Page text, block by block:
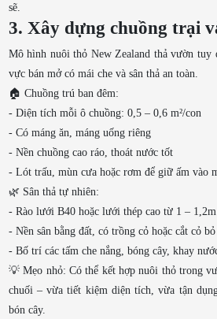
sẽ.
3. Xây dựng chuồng trại
Mô hình nuôi thỏ New Zealand thả vườn tuy
vực bán mở có mái che và sân thả an toàn.
🏠 Chuồng trú ban đêm:
- Diện tích mỗi ô chuồng: 0,5 – 0,6 m²/con
- Có máng ăn, máng uống riêng
- Nền chuồng cao ráo, thoát nước tốt
- Lót trấu, mùn cưa hoặc rơm để giữ ấm vào
🌿 Sân thả tự nhiên:
- Rào lưới B40 hoặc lưới thép cao từ 1 – 1,2m
- Nền sân bằng đất, có trồng cỏ hoặc cắt cỏ bỏ
- Bố trí các tấm che nắng, bóng cây, khay
💡 Mẹo nhỏ: Có thể kết hợp nuôi thỏ trong
chuối – vừa tiết kiệm diện tích, vừa tận
bón cây.